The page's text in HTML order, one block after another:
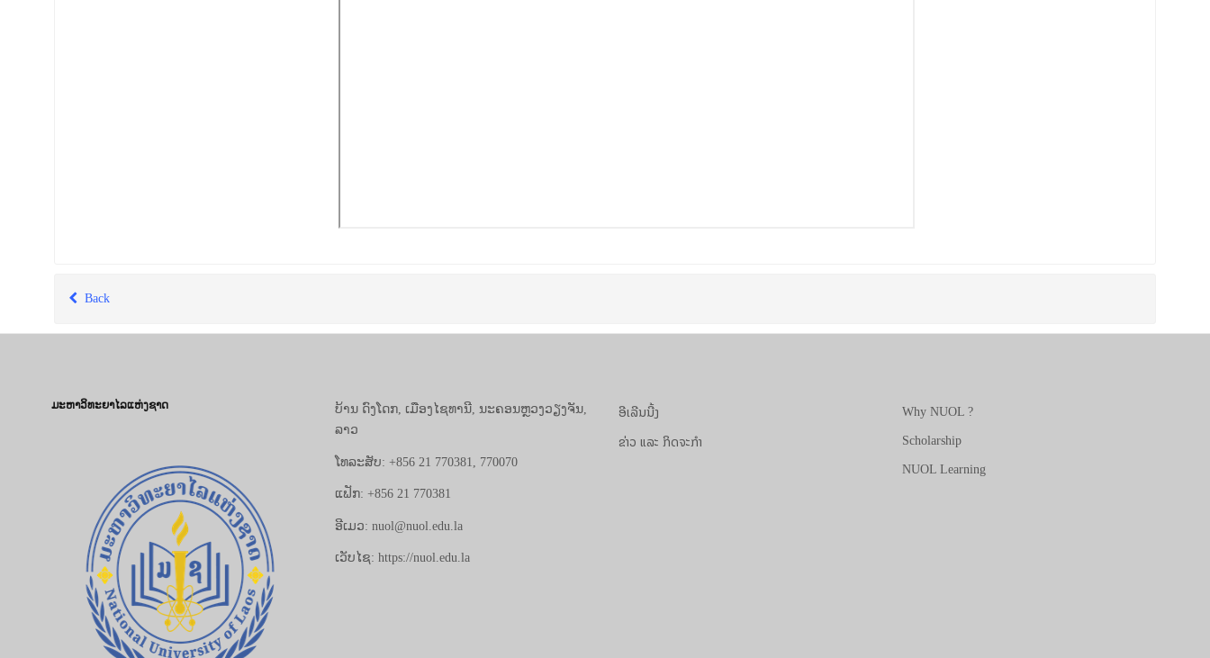
Back
ມະຫາວິທະຍາໄລແຫ່ງຊາດ
ບ້ານ ດົງໂດກ, ເມືອງໄຊທານີ, ນະຄອນຫຼວງວຽງຈັນ,
ລາວ
ໂທລະສັບ: +856 21 770381, 770070
ແຟັກ: +856 21 770381
ອີເມວ: nuol@nuol.edu.la
ເວັບໄຊ: https://nuol.edu.la
ອີເລີນນີ້ງ
ຂ່າວ ແລະ ກິດຈະກຳ
Why NUOL ?
Scholarship
NUOL Learning